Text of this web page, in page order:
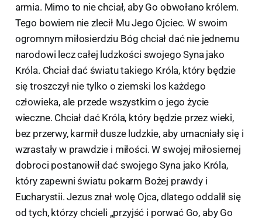
armia. Mimo to nie chciał, aby Go obwołano królem.
Tego bowiem nie zlecił Mu Jego Ojciec. W swoim
ogromnym miłosierdziu Bóg chciał dać nie jednemu
narodowi lecz całej ludzkości swojego Syna jako
Króla. Chciał dać światu takiego Króla, który będzie
się troszczył nie tylko o ziemski los każdego
człowieka, ale przede wszystkim o jego życie
wieczne. Chciał dać Króla, który będzie przez wieki,
bez przerwy, karmił dusze ludzkie, aby umacniały się i
wzrastały w prawdzie i miłości. W swojej miłosiernej
dobroci postanowił dać swojego Syna jako Króla,
który zapewni światu pokarm Bożej prawdy i
Eucharystii. Jezus znał wolę Ojca, dlatego oddalił się
od tych, którzy chcieli „przyjść i porwać Go, aby Go